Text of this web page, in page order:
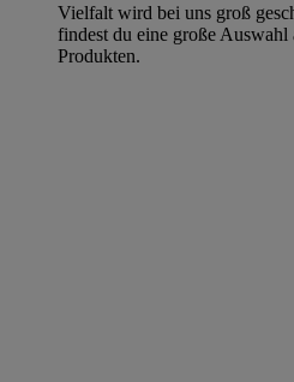
Vielfalt wird bei uns groß
findest du eine große Auswahl
Produkten.